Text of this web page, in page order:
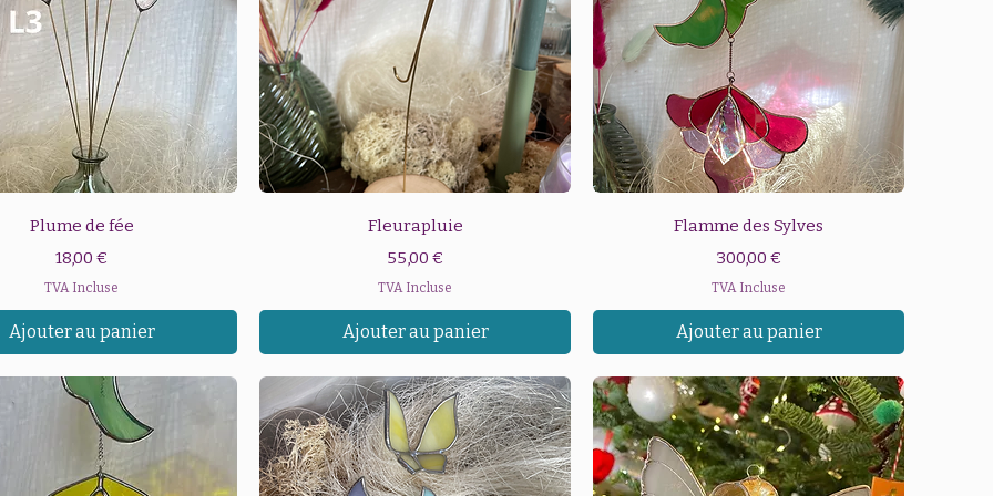
Aperçu rapide
Plume de fée
Prix
18,00 €
TVA Incluse
Ajouter au panier
Aperçu rapide
Fleurapluie
Prix
55,00 €
TVA Incluse
Ajouter au panier
Aperçu rapide
Flamme des Sylves
Prix
300,00 €
TVA Incluse
Ajouter au panier